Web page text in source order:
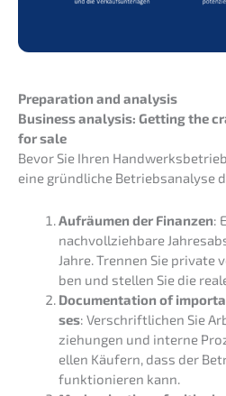
Prepa­ra­ti­on and analysis
Business analy­sis: Getting the
for sale
Bevor Sie Ihren
eine gründ­li­che Betriebs­ana­ly­se
Aufräu­men der Finan­zen:
nachvoll­zieh­ba­re
Jahre. Trennen Sie
ben und stellen Sie die
Documen­ta­ti­on of
ses: Verschrift­li­chen Sie
zie­hun­gen und inter­ne
el­len Käufern, dass der
funktio­nie­ren kann.